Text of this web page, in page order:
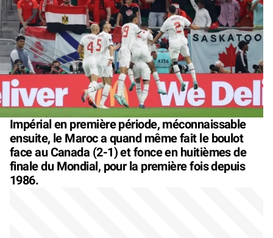
Impérial en première période, méconnaissable
ensuite, le Maroc a quand même fait le boulot
face au Canada (2-1) et fonce en huitièmes de
finale du Mondial, pour la première fois depuis
1986.